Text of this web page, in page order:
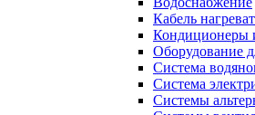
Кабель
Кондиционеры
Оборудование
Система
Система
Системы